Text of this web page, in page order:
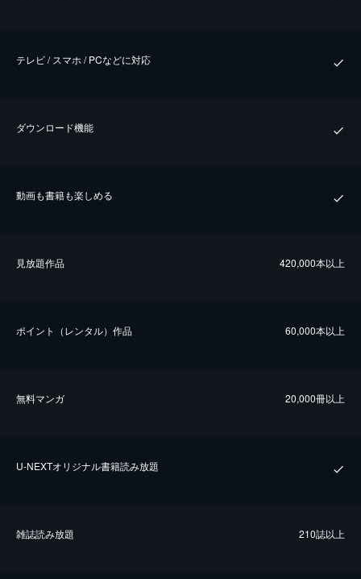
テレビ / スマホ / PCなどに対応
ダウンロード機能
動画も書籍も楽しめる
⾒放題作品 420,000本以上
ポイント（レンタル）作品 60,000本以上
無料マンガ 20,000冊以上
U-NEXTオリジナル書籍読み放題
雑誌読み放題 210誌以上